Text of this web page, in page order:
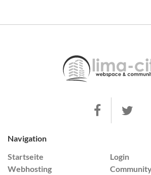
Navigation
Startseite
Webhosting
Login